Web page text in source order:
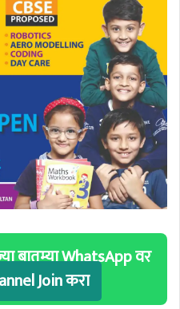
बातम्या WhatsApp वर
Join करा